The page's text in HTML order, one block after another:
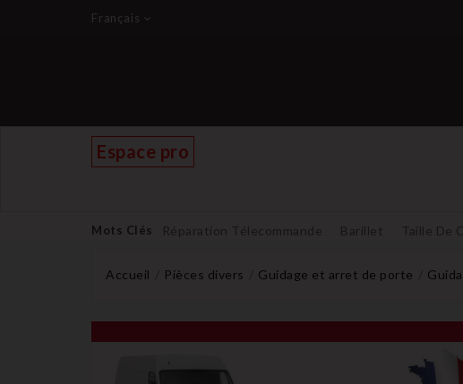
Français
Espace pro
Mots Clés Réparation Télecommande Barillet Taille De
Accueil Pièces divers Guidage et arret de porte